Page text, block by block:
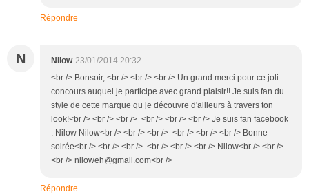
Répondre
N Nilow 23/01/2014 20:32
<br /> Bonsoir, <br /> <br /> <br /> Un grand merci pour ce joli
concours auquel je participe avec grand plaisir!! Je suis fan du
style de cette marque qu je découvre d'ailleurs à travers ton
look!<br /> <br /> <br /> <br /> <br /> <br /> Je suis fan facebook
: Nilow Nilow<br /> <br /> <br /> <br /> <br /> <br /> Bonne
soirée<br /> <br /> <br /> <br /> <br /> <br /> Nilow<br /> <br />
<br /> niloweh@gmail.com<br />
Répondre